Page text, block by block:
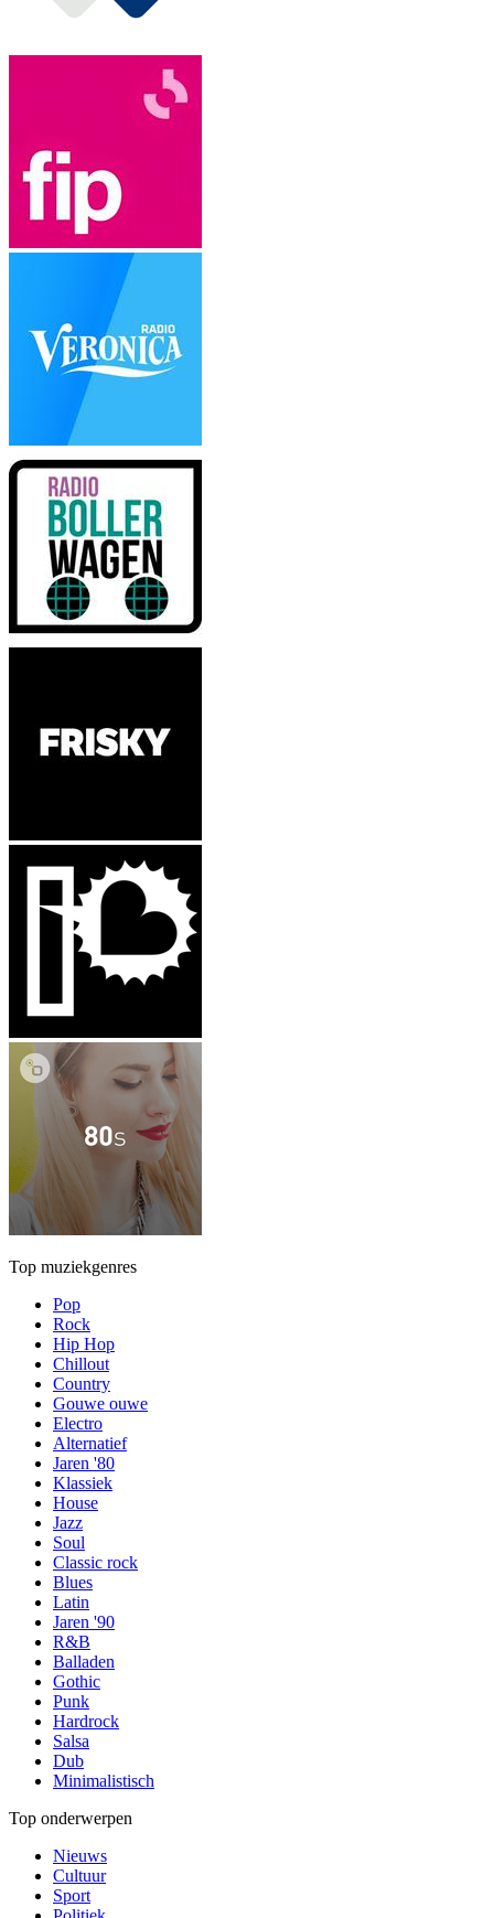
Top muziekgenres
Pop
Rock
Hip Hop
Chillout
Country
Gouwe ouwe
Electro
Alternatief
Jaren '80
Klassiek
House
Jazz
Soul
Classic rock
Blues
Latin
Jaren '90
R&B
Balladen
Gothic
Punk
Hardrock
Salsa
Dub
Minimalistisch
Top onderwerpen
Nieuws
Cultuur
Sport